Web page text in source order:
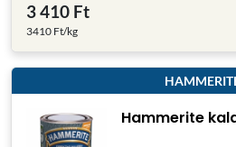
3 410 Ft
3410 Ft/kg
Hammerite